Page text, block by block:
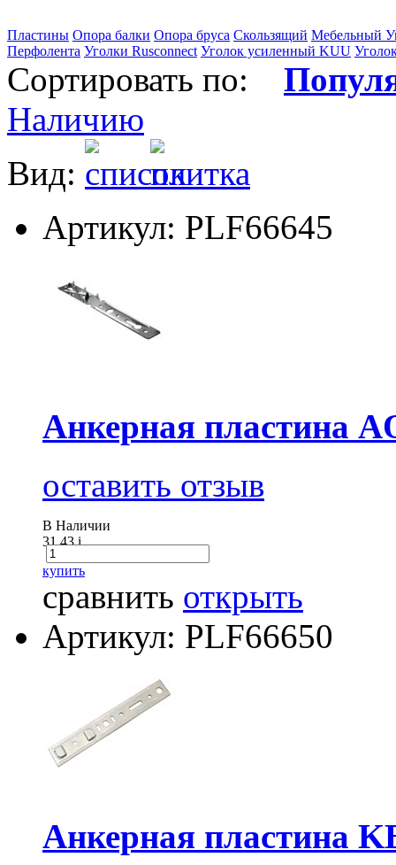
Пластины Опора балки Опора бруса Скользящий Мебельный
Перфолента Уголки Rusconnect Уголок усиленный KUU
Сортировать по:
Наличию
Вид:
Артикул: PLF66645
Анкерная пластина
оставить отзыв
В Наличии
31.43i
купить
сравнить открыть
Артикул: PLF66650
Анкерная пластина